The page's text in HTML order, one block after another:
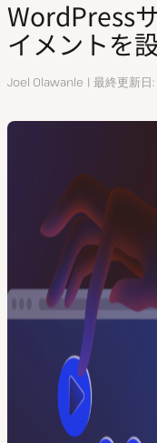
WordPress
イメントを
執
Joel Olawanle 最終更新日